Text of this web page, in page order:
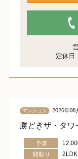
定休日
マンション 2026年08
勝どきザ・タ
予算
間取り
2LDK